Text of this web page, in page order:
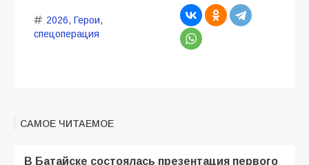
2026, Герои,
спецоперация
САМОЕ ЧИТАЕМОЕ
В Батайске состоялась презентация первого